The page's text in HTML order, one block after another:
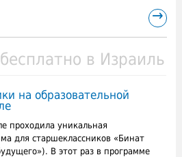
→
бесплатно в Израиль
на образовательной
проходила уникальная
для старшеклассников «Бинат
В этот раз в программе